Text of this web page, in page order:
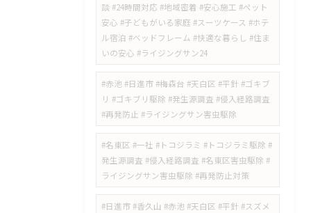
談 #24時間対応 #地域密着 #安心施工 #ペット
安心 #子どもがいる家庭 #スーツケース #ホテ
ル宿泊 #ベッドフレーム #快適な暮らし #住ま
いの安心 #ライジングサン24
#赤池 #日進市 #梅森台 #天白区 #平針 #ゴキブ
リ #ゴキブリ駆除 #発生源調査 #侵入経路調査
#再発防止 #ライジングサン害虫駆除
#名東区 #一社 #トコジラミ #トコジラミ駆除 #
発生源調査 #侵入経路調査 #名東区害虫駆除 #
ライジングサン害虫駆除 #再発防止対策
#日進市 #香久山 #赤池 #天白区 #平針 #スズメ